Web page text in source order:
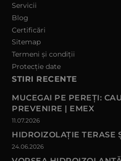
Servicii
Blog
Certificări
Sitemap
Termeni și condiții
Protecție date
STIRI RECENTE
MUCEGAI PE PEREȚI:
PREVENIRE | EMEX
11.07.2026
HIDROIZOLAȚIE TERASE
24.06.2026